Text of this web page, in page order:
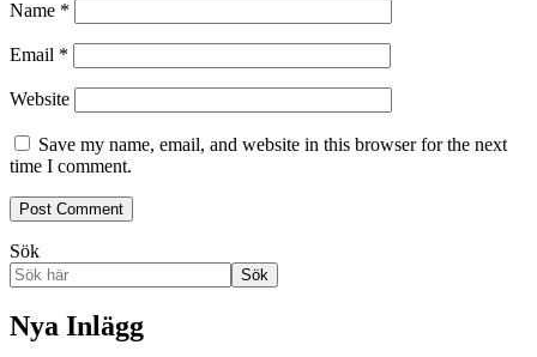
Name *
Email *
Website
Save my name, email, and website in this browser for the next
time I comment.
Sök
Sök
Nya Inlägg